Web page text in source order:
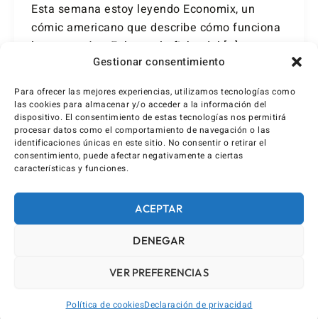
Gestionar consentimiento
Para ofrecer las mejores experiencias, utilizamos tecnologías como
las cookies para almacenar y/o acceder a la información del
dispositivo. El consentimiento de estas tecnologías nos permitirá
procesar datos como el comportamiento de navegación o las
identificaciones únicas en este sitio. No consentir o retirar el
consentimiento, puede afectar negativamente a ciertas
características y funciones.
ACEPTAR
DENEGAR
VER PREFERENCIAS
Política de cookiesDeclaración de privacidad
Esta semana estoy leyendo Economix, un
cómic americano que describe cómo funciona
la economía. Enlace a la ficha del […]